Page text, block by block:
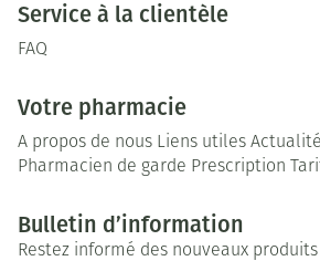
Service à la clientèle
FAQ
Votre pharmacie
A propos de nous Liens utiles
Pharmacien de garde Prescription
Bulletin d’information
Restez informé des nouveaux